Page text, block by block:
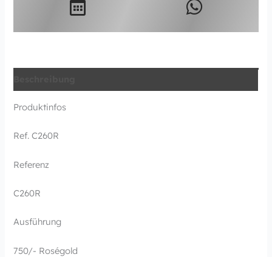
Produktinfos
Ref. C260R
Referenz
C260R
Ausführung
750/- Roségold